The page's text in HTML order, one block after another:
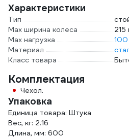
Характеристики
Тип
Max ширина колеса
215
Max нагрузка
100
Материал
Класс товара
Комплектация
Чехол.
Упаковка
Единица товара: Штука
Вес, кг: 2.16
Длина, мм: 600